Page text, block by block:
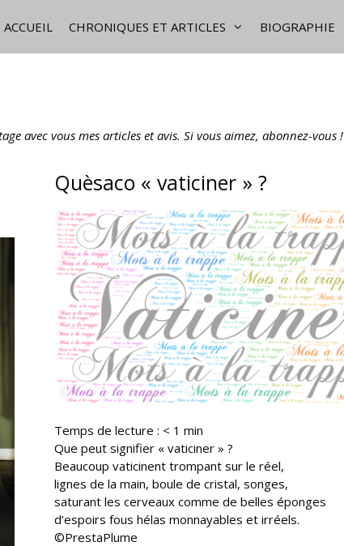
ACCUEIL CHRONIQUES ET ARTICLES BIOGRAPHIE
avec vous mes articles et avis. Si vous aimez, abonnez-vous !
Quèsaco « vaticiner » ?
Temps de lecture : < 1 min
Que peut signifier « vaticiner » ?
Beaucoup vaticinent trompant sur le réel,
lignes de la main, boule de cristal, songes,
saturant les cerveaux comme de belles éponges
d’espoirs fous hélas monnayables et irréels.
©PrestaPlume